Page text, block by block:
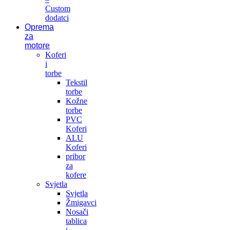
Custom
dodatci
Oprema
za
motore
Koferi
i
torbe
Tekstil
torbe
Kožne
torbe
PVC
Koferi
ALU
Koferi
pribor
za
kofere
Svjetla
Svjetla
Žmigavci
Nosači
tablica